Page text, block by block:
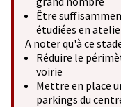
Être
étudiées en
A noter qu'à ce
Réduire le
voirie
Mettre en place
parkings du